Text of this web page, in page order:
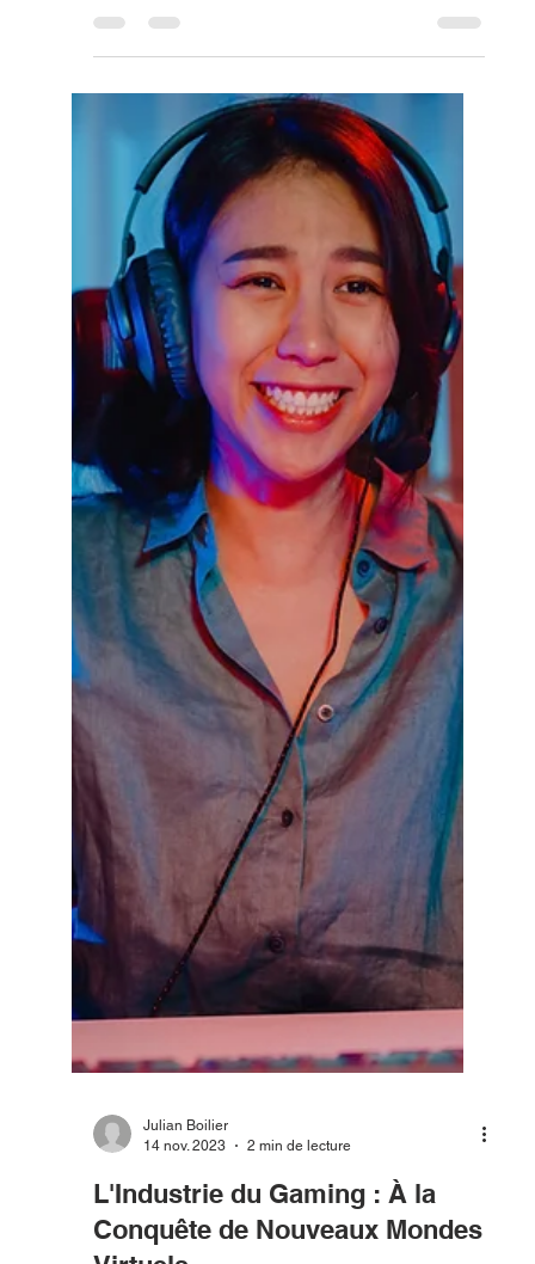
Julian Boilier
22 nov. 2023
2 min de lecture
Les Moments Clés de
l'Évolution de l'High-Tech
L'histoire de l'industrie high-tech est marquée par
une série de moments clés qui ont façonné le
paysage technologique actuel. De...